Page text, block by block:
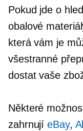
Pokud jde o
obalové
která vám je
všestranné
dostat vaše
Některé
zahrnujíeBay,